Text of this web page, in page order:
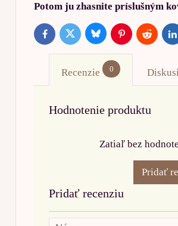
Potom ju zhasnite príslušným
FacebookTwitter BlueskyPinterestReddit
Recenzie 0
Hodnotenie produktu
Zatiaľ bez
Pridať
Pridať recenziu